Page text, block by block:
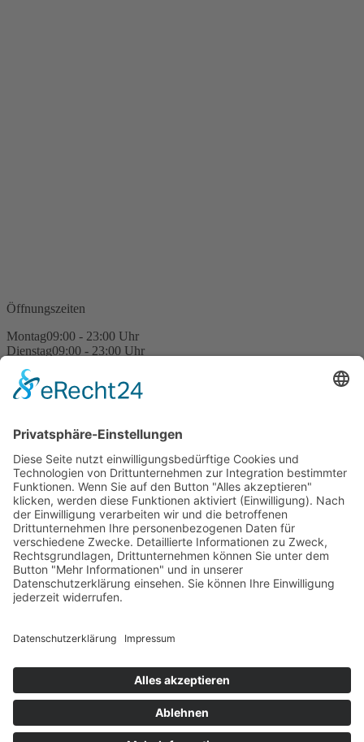
Öffnungszeiten
Montag09:00 - 23:00 Uhr
Dienstag09:00 - 23:00 Uhr
Donnerstag 09:00 - 23:00 Uhr
Freitag09:00 - 23:00 Uhr
Feiertage09:00 - 23:00 Uhr
Kegelregeln
Impressum
Datenschutzerklärung
Kontakt
Privatsphäre-Einstellungen
© 2026 Der Kegel GmbH
Der Kegel
Aktuelles
Bouldern
Kinder
Infos